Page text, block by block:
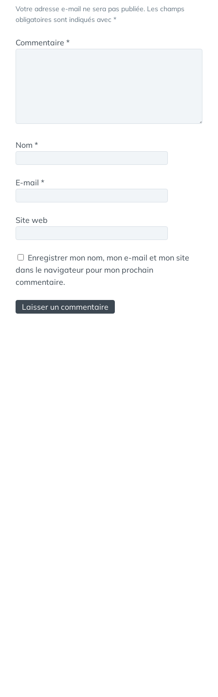
Votre adresse e-mail ne sera pas publiée. Les champs
obligatoires sont indiqués avec *
Commentaire *
Nom *
E-mail *
Site web
Enregistrer mon nom, mon e-mail et mon site
dans le navigateur pour mon prochain
commentaire.